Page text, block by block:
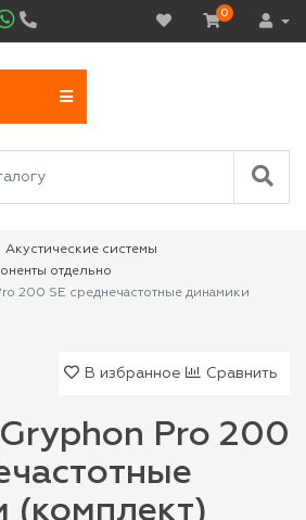
0
Акустические системы
отдельно
200 SE среднечастотные динамики
В избранное Сравнить
Pro 200
(комплект)